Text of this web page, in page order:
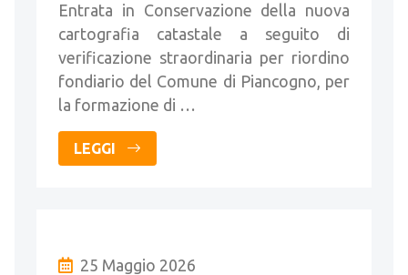
Entrata in Conservazione della nuova
cartografia catastale a seguito di
verificazione straordinaria per riordino
fondiario del Comune di Piancogno, per
la formazione di …
LEGGI
25 Maggio 2026